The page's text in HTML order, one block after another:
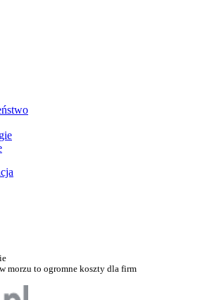
morzu to ogromne koszty dla firm